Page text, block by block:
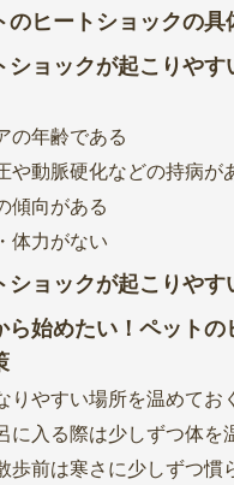
のヒートショックの具
ショックが起こりやす
の年齢である
や動脈硬化などの持病が
傾向がある
体力がない
ショックが起こりやす
ら始めたい！ペットの
りやすい場所を温めておく
に入る際は少しずつ体を
歩前は寒さに少しずつ慣